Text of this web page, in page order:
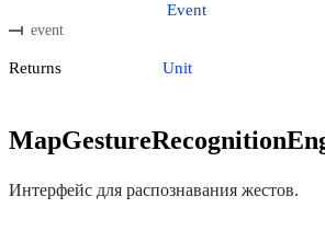
event
Event
Returns Unit
Интерфейс для распознавания жестов.